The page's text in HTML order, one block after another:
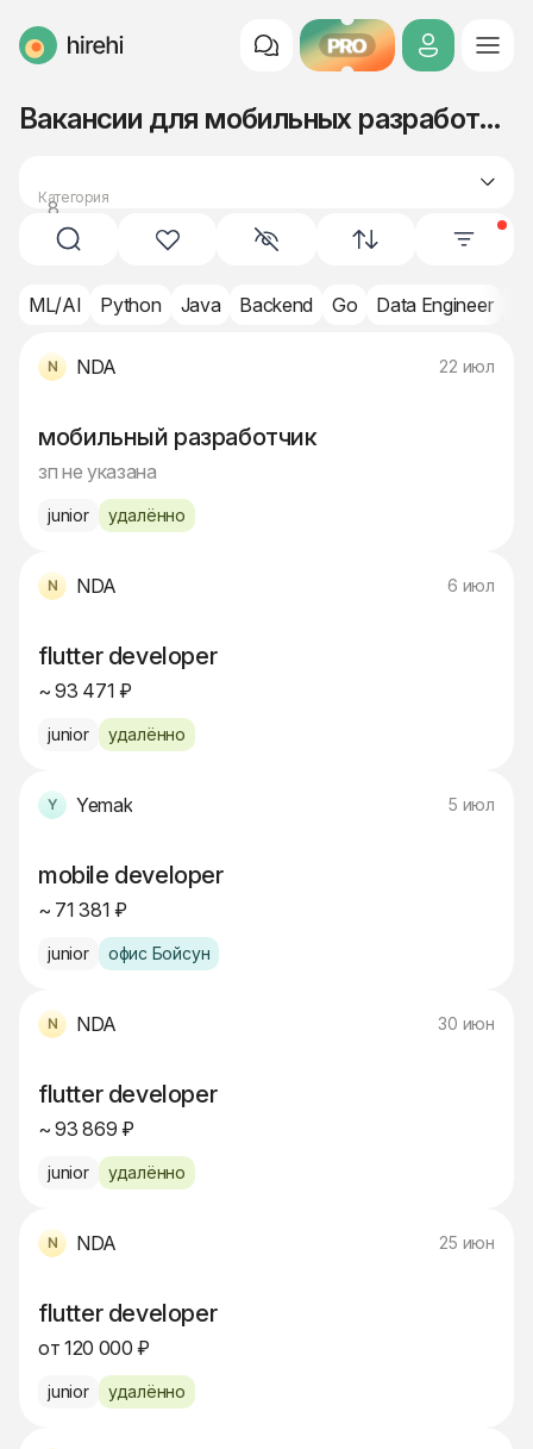
HireHi PRO
Категория
разработка
8
Вакансии для мобильных разработчиков (Junior)
ML/AI Python Java Backend Go Data Engineer
NDA 22 июл
мобильный разработчик
зп не указана
junior удалённо
NDA 6 июл
flutter developer
~ 93 471 ₽
junior удалённо
Yemak 5 июл
mobile developer
~ 71 381 ₽
junior офис Бойсун
NDA 30 июн
flutter developer
~ 93 869 ₽
junior удалённо
NDA 25 июн
flutter developer
от 120 000 ₽
junior удалённо